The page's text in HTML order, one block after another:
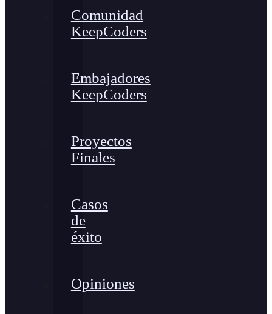
Comunidad
KeepCoders
Embajadores
KeepCoders
Proyectos
Finales
Casos
de
éxito
Opiniones